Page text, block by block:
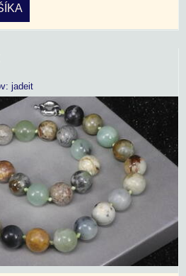
jadeit